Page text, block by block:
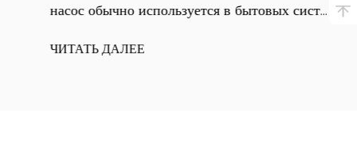
насос обычно используется в бытовых сист...
ЧИТАТЬ ДАЛЕЕ